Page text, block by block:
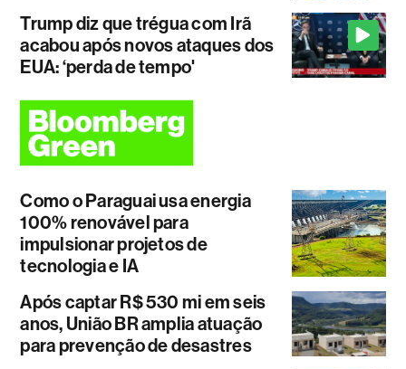
Trump diz que trégua com Irã
acabou após novos ataques dos
EUA: ‘perda de tempo'
Como o Paraguai usa energia
100% renovável para
impulsionar projetos de
tecnologia e IA
Após captar R$ 530 mi em seis
anos, União BR amplia atuação
para prevenção de desastres